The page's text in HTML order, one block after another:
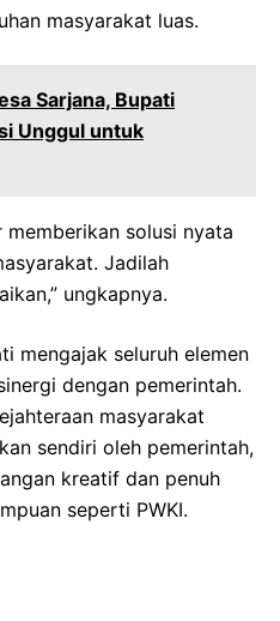
masyarakat luas.
Sarjana, Bupati
Unggul untuk
memberikan solusi nyata
Jadilah
ungkapnya.
mengajak seluruh elemen
dengan pemerintah.
masyarakat
sendiri oleh pemerintah,
kreatif dan penuh
seperti PWKI.